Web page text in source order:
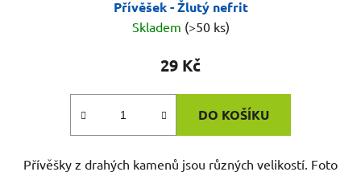
Přívěšek - Žlutý nefrit
Skladem (>50 ks)
29 Kč
DO KOŠÍKU
Přívěšky z drahých kamenů jsou různých velikostí. Foto